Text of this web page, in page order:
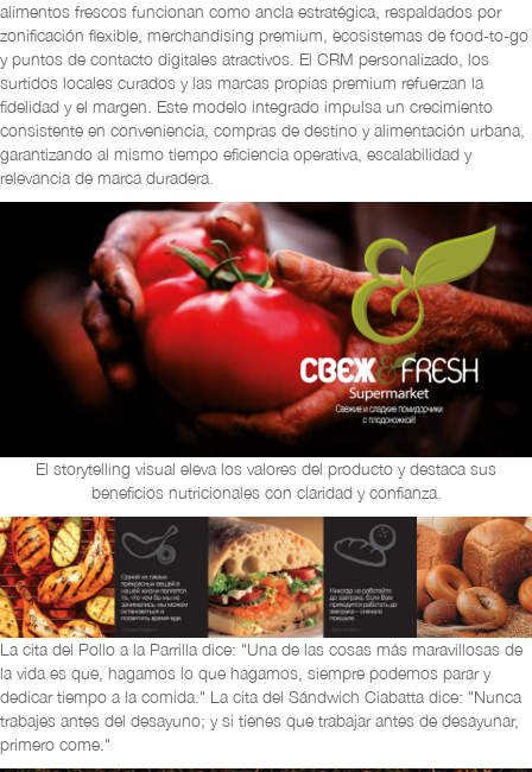
alimentos frescos funcionan como ancla estratégica, respaldados por
zonificación flexible, merchandising premium, ecosistemas de food-to-go
y puntos de contacto digitales atractivos. El CRM personalizado, los
surtidos locales curados y las marcas propias premium refuerzan la
fidelidad y el margen. Este modelo integrado impulsa un crecimiento
consistente en conveniencia, compras de destino y alimentación urbana,
garantizando al mismo tiempo eficiencia operativa, escalabilidad y
relevancia de marca duradera.
El storytelling visual eleva los valores del producto y destaca sus
beneficios nutricionales con claridad y confianza.
La cita del Pollo a la Parrilla dice: "Una de las cosas más maravillosas de
la vida es que, hagamos lo que hagamos, siempre podemos parar y
dedicar tiempo a la comida." La cita del Sándwich Ciabatta dice: "Nunca
trabajes antes del desayuno; y si tienes que trabajar antes de desayunar,
primero come."